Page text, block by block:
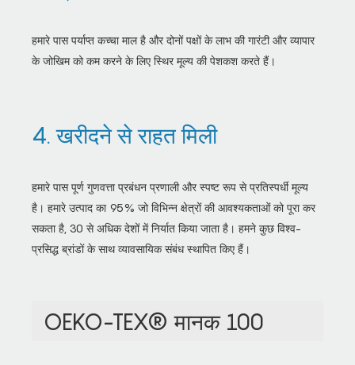
हमारे पास पर्याप्त कच्चा माल है और दोनों पक्षों के लाभ की गारंटी और व्यापार
के जोखिम को कम करने के लिए स्थिर मूल्य की पेशकश करते हैं।
4. खरीदने से राहत मिली
हमारे पास पूर्ण गुणवत्ता प्रबंधन प्रणाली और स्पष्ट रूप से प्रतिस्पर्धी मूल्य
है। हमारे उत्पाद का 95% जो विभिन्न क्षेत्रों की आवश्यकताओं को पूरा कर
सकता है, 30 से अधिक देशों में निर्यात किया जाता है। हमने कुछ विश्व-
प्रसिद्ध ब्रांडों के साथ व्यावसायिक संबंध स्थापित किए हैं।
OEKO-TEX® मानक 100